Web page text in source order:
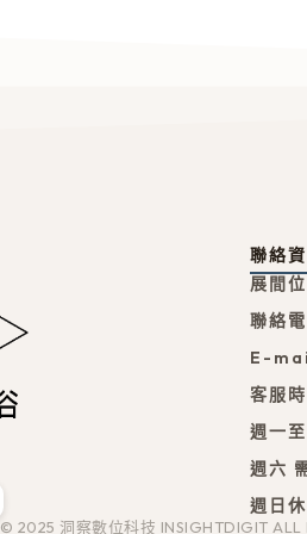
聯絡
展間
聯絡
E-
客服
週一
週六
週日
© 2025 洞察數位科技 INSIGHTDIGIT ALL